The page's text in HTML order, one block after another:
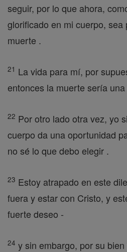
seguir, por lo que ahora,
glorificado en mi cuerpo, sea
muerte .
21 La vida para mí, por
entonces la muerte sería
22 Por otro lado otra vez, yo
cuerpo da una oportunidad
no sé lo que debo elegir .
23 Estoy atrapado en este
fuera y estar con Cristo, y
fuerte deseo -
24 y sin embargo, por su